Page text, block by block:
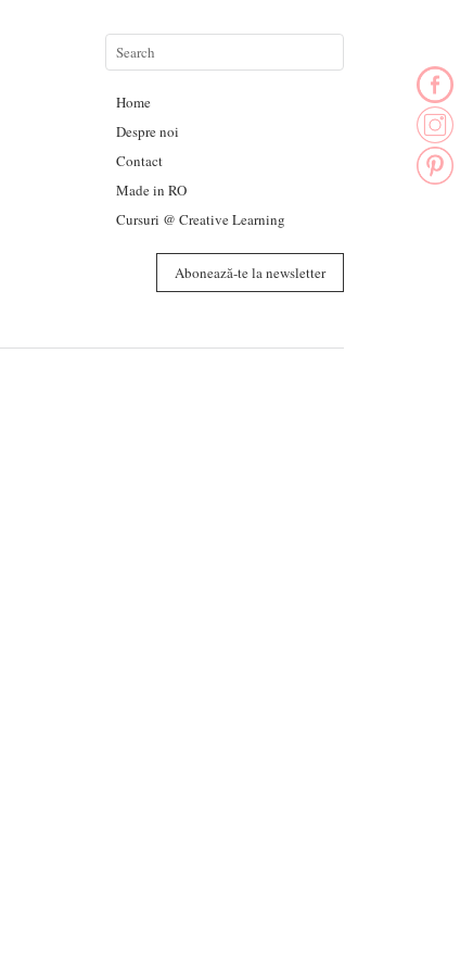
Home
Despre noi
Contact
Made in RO
Cursuri @ Creative Learning
Abonează-te la newsletter